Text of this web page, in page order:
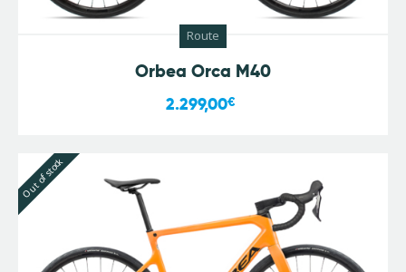
Route
Orbea Orca M40
2.299,00€
Out of stock